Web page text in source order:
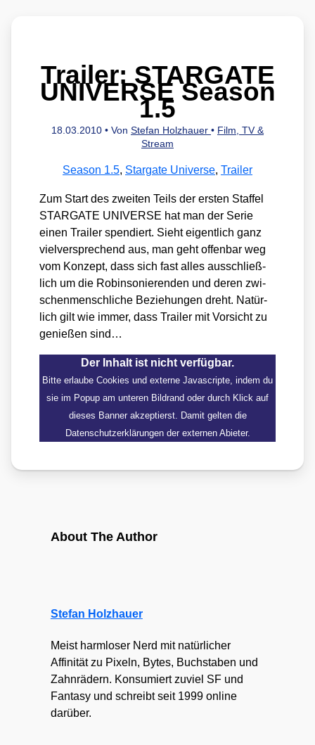
Trailer: STARGATE
UNIVERSE Season
1.5
18.03.2010 • Von Stefan Holzhauer • Film, TV &
Stream
Season 1.5, Stargate Universe, Trailer
Zum Start des zwei­ten Teils der ers­ten Staf­fel
STARGATE UNIVERSE hat man der Serie
einen Trai­ler spen­diert. Sieht eigent­lich ganz
viel­ver­spre­chend aus, man geht offen­bar weg
vom Kon­zept, dass sich fast alles aus­schließ­
lich um die Robin­so­nie­ren­den und deren zwi­
schen­mensch­li­che Bezie­hun­gen dreht. Natür­
lich gilt wie immer, dass Trai­ler mit Vor­sicht zu
genie­ßen sind…
Der Inhalt ist nicht verfügbar.
Bitte erlaube Cookies und externe Javascripte, indem du
sie im Popup am unteren Bildrand oder durch Klick auf
dieses Banner akzeptierst. Damit gelten die
Datenschutzerklärungen der externen Abieter.
About The Author
Stefan Holzhauer
Meist harmloser Nerd mit natürlicher
Affinität zu Pixeln, Bytes, Buchstaben und
Zahnrädern. Konsumiert zuviel SF und
Fantasy und schreibt seit 1999 online
darüber.